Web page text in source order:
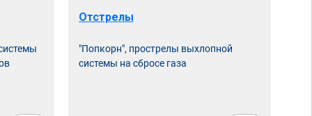
Отстрелы
"Попкорн", прострелы выхлопной
системы на сбросе газа